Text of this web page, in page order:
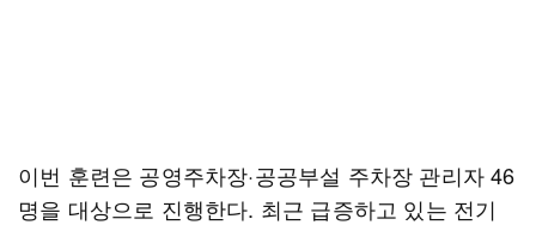
이번 훈련은 공영주차장·공공부설 주차장 관리자 46
명을 대상으로 진행한다. 최근 급증하고 있는 전기